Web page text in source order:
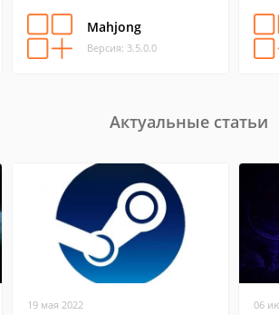
Mahjong
Версия: 3.5.0.0
Актуальные статьи
19 мая 2022 06